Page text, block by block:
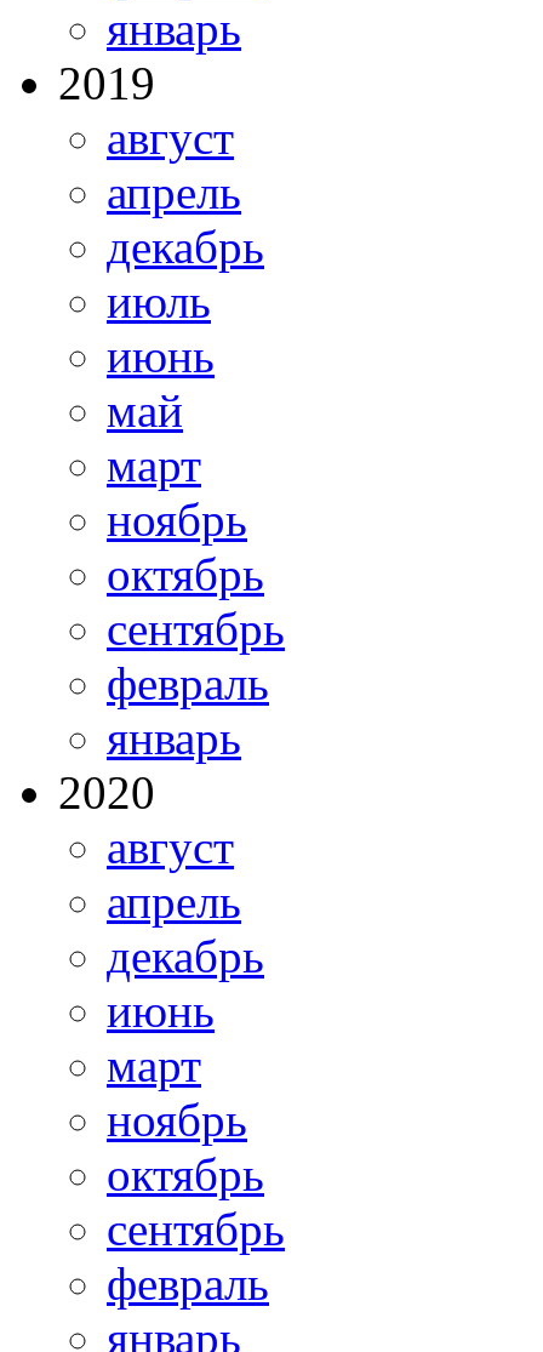
январь
2019
август
апрель
декабрь
июль
июнь
май
март
ноябрь
октябрь
сентябрь
февраль
январь
2020
август
апрель
декабрь
июнь
март
ноябрь
октябрь
сентябрь
февраль
январь